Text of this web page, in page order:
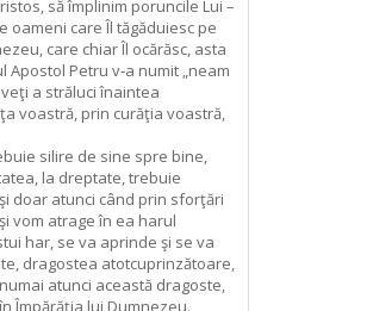
să împlinim poruncile Lui –
oameni care Îl tăgăduiesc pe
care chiar Îl ocărăsc, asta
Petru v‑a numit „neam
a străluci înaintea
voastră, prin curăţia voastră,
silire de sine spre bine,
la dreptate, trebuie
doar atunci când prin sforţări
vom atrage în ea harul
har, se va aprinde şi se va
dragostea atotcuprinzătoare,
atunci această dragoste,
Împărăţia lui Dumnezeu.